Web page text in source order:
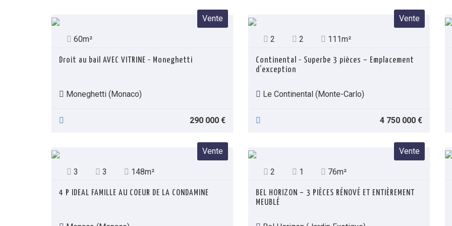
Vente
60m²
Droit au bail AVEC VITRINE - Moneghetti
Moneghetti (Monaco)
290 000 €
Vente
2 2 111m²
Continental - Superbe 3 pièces – Emplacement
d’exception
Le Continental (Monte-Carlo)
4 750 000 €
Vente
3 3 148m²
4 P IDEAL FAMILLE AU COEUR DE LA CONDAMINE
Vente
2 1 76m²
BEL HORIZON – 3 PIÈCES RÉNOVÉ ET ENTIÈREMENT
MEUBLÉ